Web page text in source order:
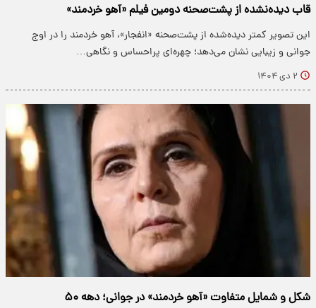
قاب‌ دیده‌نشده از پشت‌صحنه دومین فیلم «آهو خردمند»
این تصویر کمتر دیده‌شده از پشت‌صحنه «انفجار»، آهو خردمند را در اوج
جوانی و زیبایی نشان می‌دهد؛ چهره‌ای پراحساس و نگاهی…
۲ دی ۱۴۰۴
شکل و شمایل متفاوت «آهو خردمند» در جوانی؛ دهه ۵۰